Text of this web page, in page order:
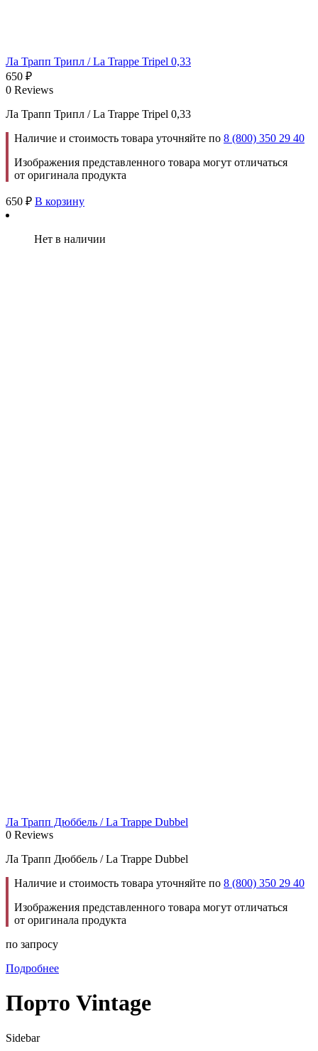
Ла Трапп Трипл / La Trappe Tripel 0,33
650 ₽
0 Reviews
Ла Трапп Трипл / La Trappe Tripel 0,33
Наличие и стоимость товара уточняйте по 8 (800) 350 29 40
Изображения представленного товара могут отличаться
от оригинала продукта
650 ₽ В корзину
Нет в наличии
Ла Трапп Дюббель / La Trappe Dubbel
0 Reviews
Ла Трапп Дюббель / La Trappe Dubbel
Наличие и стоимость товара уточняйте по 8 (800) 350 29 40
Изображения представленного товара могут отличаться
от оригинала продукта
по запросу
Подробнее
Порто Vintage
Sidebar